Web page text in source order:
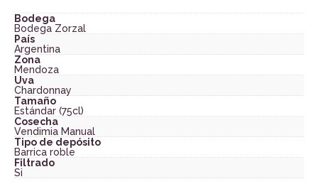
Bodega
Bodega Zorzal
País
Argentina
Zona
Mendoza
Uva
Chardonnay
Tamaño
Estándar (75cl)
Cosecha
Vendimia Manual
Tipo de depósito
Barrica roble
Filtrado
Si